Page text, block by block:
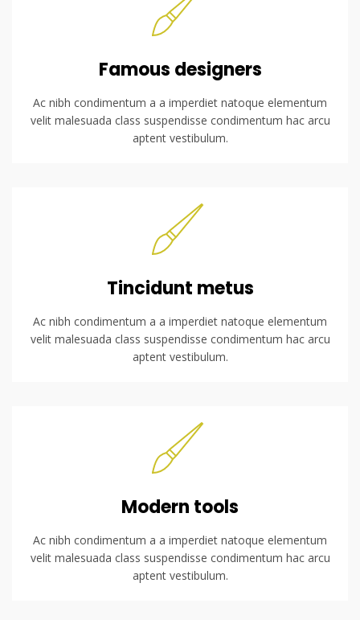
Famous designers
Ac nibh condimentum a a imperdiet natoque elementum
velit malesuada class suspendisse condimentum hac arcu
aptent vestibulum.
Tincidunt metus
Ac nibh condimentum a a imperdiet natoque elementum
velit malesuada class suspendisse condimentum hac arcu
aptent vestibulum.
Modern tools
Ac nibh condimentum a a imperdiet natoque elementum
velit malesuada class suspendisse condimentum hac arcu
aptent vestibulum.